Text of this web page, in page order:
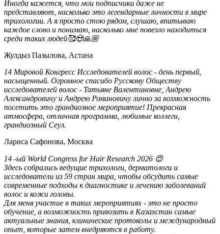
Иногда кажется, что мои подписчики даже не
представляют, насколько это легендарные личности в мире
трихологии. А я просто стою рядом, слушаю, впитываю
каждое слово и понимаю, насколько мне повезло находиться
среди таких людей🥰😍🙏🏼
Жулдыз Пазылова, Астана
14 Мировой Конгресс Исследователей волос - день первый,
насыщенный. Огромное спасибо Русскому Обществу
исследователей волос - Татьяне Валентиновне, Андрею
Александровичу и Андрею Романовичу лично за возможность
посетить это грандиозное мероприятие! Прекрасная
атмосфера, отличная программа, любимые коллеги,
грандиозный Сеул.
Лариса Сафонова, Москва
14 -ый World Congress for Hair Research 2026 😍
Здесь собрались ведущие трихологи, дерматологи и
исследователи из 59 стран мира, чтобы обсудить самые
современные подходы к диагностике и лечению заболеваний
волос и кожи головы.
Для меня участие в таких мероприятиях - это не просто
обучение, а возможность привозить в Казахстан самые
актуальные знания, клинические протоколы и международный
опыт, которые затем внедряются в работу.